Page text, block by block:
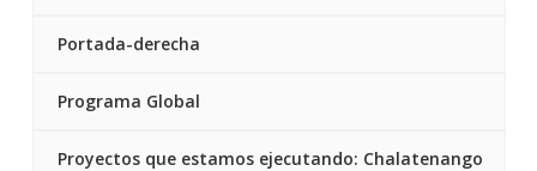
Portada-derecha
Programa Global
Proyectos que estamos ejecutando: Chalatenango